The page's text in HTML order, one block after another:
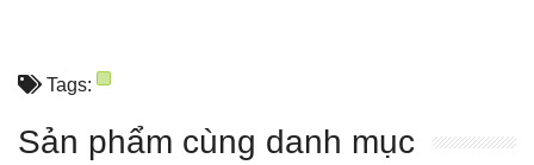
Tags:
Sản phẩm cùng danh mục